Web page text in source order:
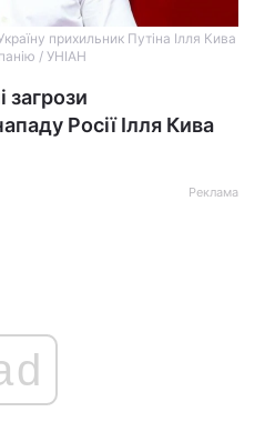
прихильник Путіна Ілля Кива
/ УНІАН
загрози
Росії Ілля Кива
Реклама